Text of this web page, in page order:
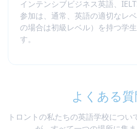
インテンシブビジネス英語、
参加は、通常、英語の適切なレ
の場合は初級レベル）を持つ学
す。
よくある
トロントの私たちの英語学校につい